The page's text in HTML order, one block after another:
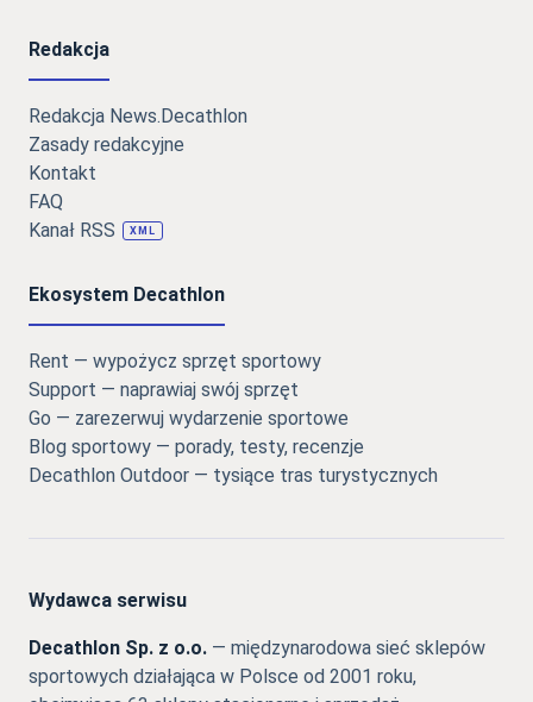
Redakcja
Redakcja News.Decathlon
Zasady redakcyjne
Kontakt
FAQ
Kanał RSS
XML
Ekosystem Decathlon
Rent — wypożycz sprzęt sportowy
Support — naprawiaj swój sprzęt
Go — zarezerwuj wydarzenie sportowe
Blog sportowy — porady, testy, recenzje
Decathlon Outdoor — tysiące tras turystycznych
Wydawca serwisu
Decathlon Sp. z o.o. — międzynarodowa sieć sklepów
sportowych działająca w Polsce od 2001 roku,